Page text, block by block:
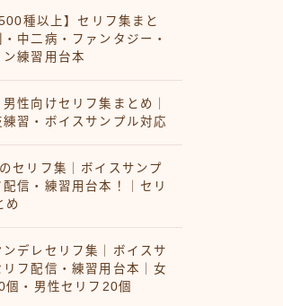
種以上】セリフ集まと
中二病・ファンタジー・
練習用台本
男性向けセリフ集まとめ｜
練習・ボイスサンプル対応
セリフ集｜ボイスサンプ
信・練習用台本！｜セリ
め
ンデレセリフ集｜ボイスサ
リフ配信・練習用台本｜女
個・男性セリフ20個